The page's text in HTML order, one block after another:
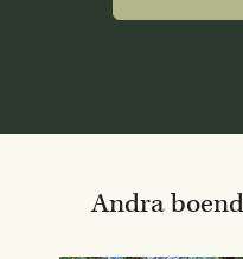
Andra